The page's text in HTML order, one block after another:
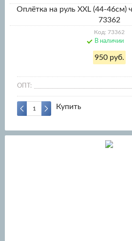
Оплётка на руль XXL (44-
73362
Код: 73362
В наличии
950 руб.
ОПТ:
Купить